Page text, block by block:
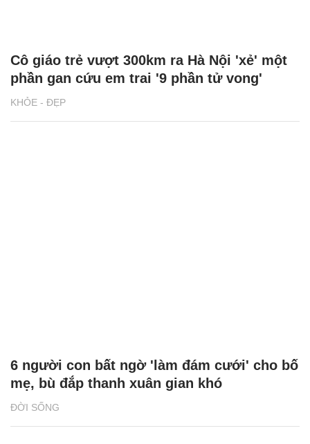
KHỎE - ĐẸP
Cô giáo trẻ vượt 300km ra Hà Nội 'xẻ' một
phần gan cứu em trai '9 phần tử vong'
ĐỜI SỐNG
6 người con bất ngờ 'làm đám cưới' cho bố
mẹ, bù đắp thanh xuân gian khó